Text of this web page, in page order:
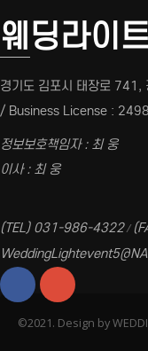
웨딩라이
경기도 김포시 태장로 741,
/ Business License :
정보보호책임자 : 최 웅
이사 : 최 웅
(TEL) 031-986-4322/
©2021. Design by